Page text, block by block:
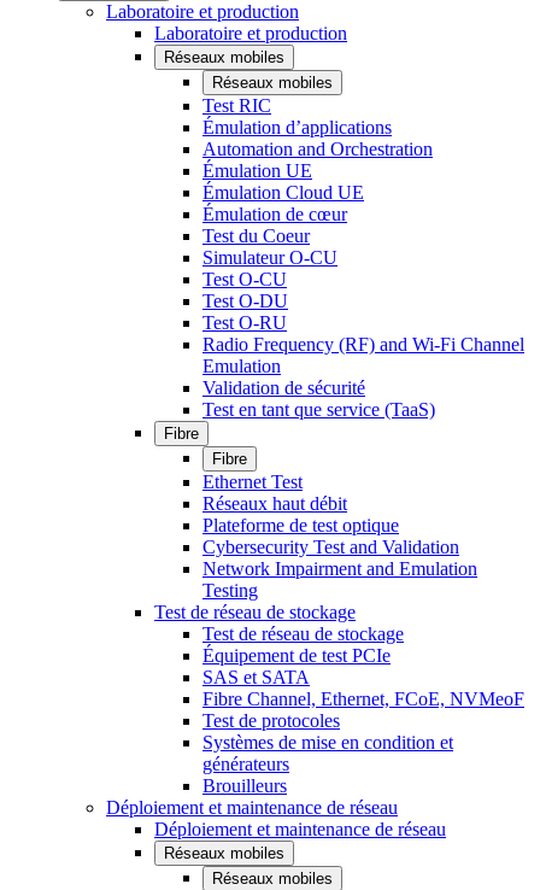
Laboratoire et production
Laboratoire et production
Réseaux mobiles
Réseaux mobiles
Test RIC
Émulation d’applications
Automation and Orchestration
Émulation UE
Émulation Cloud UE
Émulation de cœur
Test du Coeur
Simulateur O-CU
Test O-CU
Test O-DU
Test O-RU
Radio Frequency (RF) and Wi-Fi Channel
Emulation
Validation de sécurité
Test en tant que service (TaaS)
Fibre
Fibre
Ethernet Test
Réseaux haut débit
Plateforme de test optique
Cybersecurity Test and Validation
Network Impairment and Emulation
Testing
Test de réseau de stockage
Test de réseau de stockage
Équipement de test PCIe
SAS et SATA
Fibre Channel, Ethernet, FCoE, NVMeoF
Test de protocoles
Systèmes de mise en condition et
générateurs
Brouilleurs
Déploiement et maintenance de réseau
Déploiement et maintenance de réseau
Réseaux mobiles
Réseaux mobiles